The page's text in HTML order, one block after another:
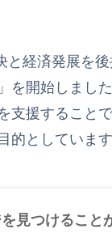
経済発展を
を開始しまし
支援すること
的としています
見つけること